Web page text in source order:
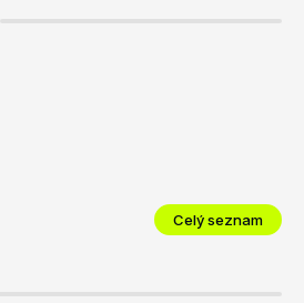
Celý seznam